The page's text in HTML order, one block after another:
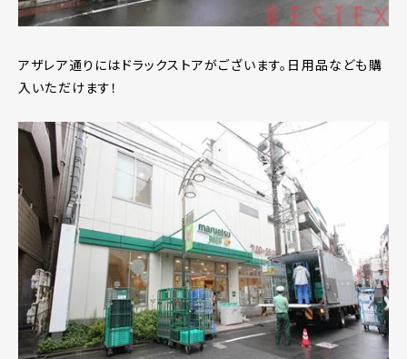
アザレア通りにはドラックストアがございます。日用品なども購
入いただけます！